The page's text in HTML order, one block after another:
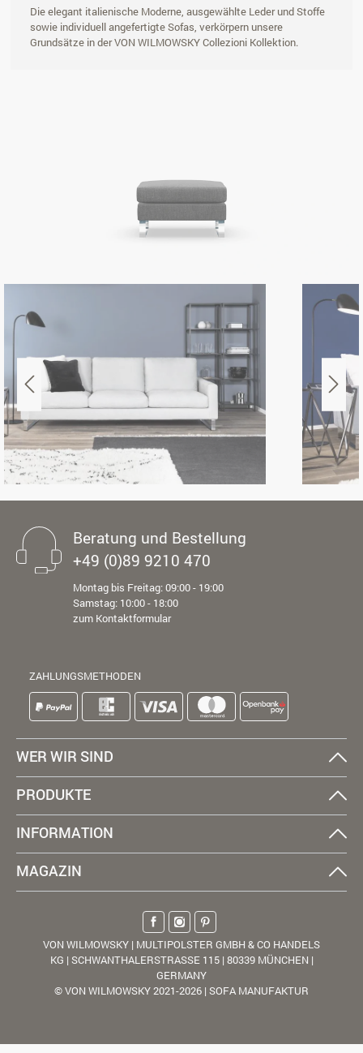
Die elegant italienische Moderne, ausgewählte Leder und Stoffe
sowie individuell angefertigte Sofas, verkörpern unsere
Grundsätze in der VON WILMOWSKY Collezioni Kollektion.
Beratung und Bestellung
+49 (0)89 9210 470
Montag bis Freitag: 09:00 - 19:00
Samstag: 10:00 - 18:00
zum Kontaktformular
ZAHLUNGSMETHODEN
WER WIR SIND
PRODUKTE
INFORMATION
MAGAZIN
VON WILMOWSKY | MULTIPOLSTER GMBH & CO HANDELS
KG | SCHWANTHALERSTRASSE 115 | 80339 MÜNCHEN |
GERMANY
© VON WILMOWSKY 2021-2026 | SOFA MANUFAKTUR